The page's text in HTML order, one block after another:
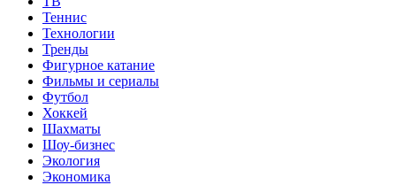
Теннис
Технологии
Тренды
Фигурное катание
Фильмы и сериалы
Футбол
Хоккей
Шахматы
Шоу-бизнес
Экология
Экономика